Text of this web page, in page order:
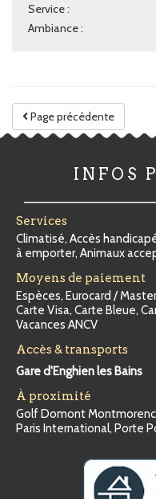
Service :
Ambiance :
Page précédente
INFOS
Services
Climatisé, Accès
à emporter, Animaux
Moyens de paiement
Espèces, Eurocard /
Carte Visa, Carte Bleue,
Vacances ANCV
Accès & transports
Gare d'Enghien les Bains
À proximité
Golf Domont
Paris International, Porte